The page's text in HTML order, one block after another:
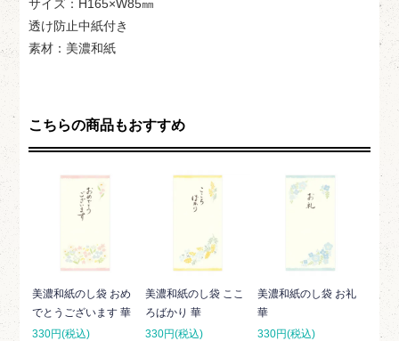
サイズ：H165×W85㎜
透け防止中紙付き
素材：美濃和紙
こちらの商品もおすすめ
美濃和紙のし袋 おめ
でとうございます 華
330円(税込)
美濃和紙のし袋 ここ
ろばかり 華
330円(税込)
美濃和紙のし袋 お礼
華
330円(税込)